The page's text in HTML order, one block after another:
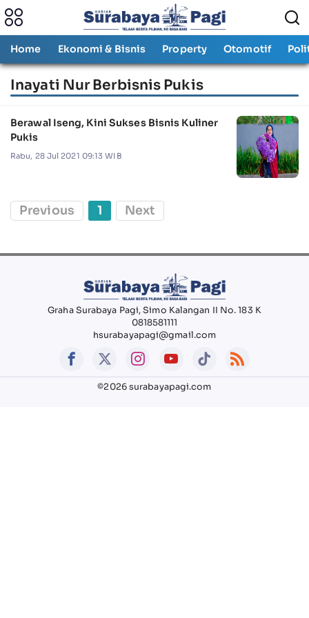
Home Ekonomi & Bisnis Property Otomotif
Inayati Nur Berbisnis Pukis
Berawal Iseng, Kini Sukses Bisnis Kuliner
Pukis
Rabu, 28 Jul 2021 09:13 WIB
Previous 1 Next
Graha Surabaya Pagi, Simo Kalangan II No. 183 K
0818581111
hsurabayapagi@gmail.com
©2026 surabayapagi.com